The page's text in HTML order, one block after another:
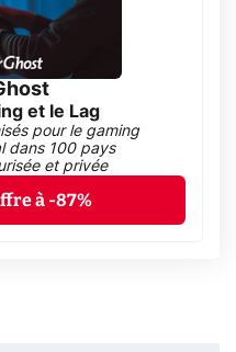
et le Lag
pour le gaming
dans 100 pays
et privée
à -87%